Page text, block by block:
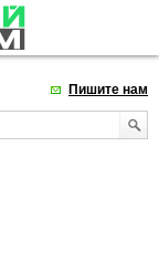
Пишите нам